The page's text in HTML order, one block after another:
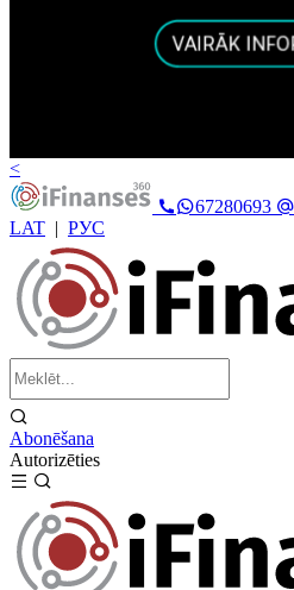
<
67280693
LAT | РУС
Abonēšana
Autorizēties